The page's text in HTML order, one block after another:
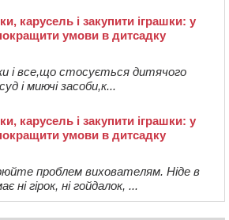
карусель і закупити іграшки: у
умови в дитсадку
і все,що стосується дитячого
і миючі засоби,к...
карусель і закупити іграшки: у
умови в дитсадку
проблем вихователям. Ніде в
ні гірок, ні гойдалок, ...